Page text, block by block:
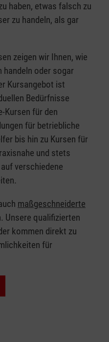
haben, etwas falsch zu
zu handeln, als gar
zeigen wir Ihnen, wie
handeln oder sogar
Kursangebot ist
Bedürfnisse
Kursen für den
für betriebliche
bis hin zu Kursen für
und stets
verschiedene
maßgeschneiderte
Unsere qualifizierten
kommen direkt zu
für